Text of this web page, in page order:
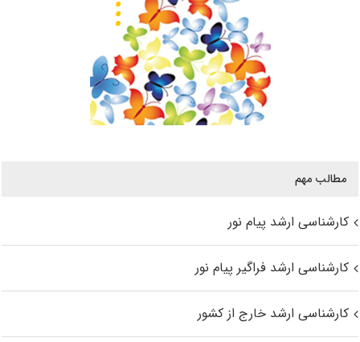
مطالب مهم
کارشناسی ارشد پیام نور
کارشناسی ارشد فراگیر پیام نور
کارشناسی ارشد خارج از کشور